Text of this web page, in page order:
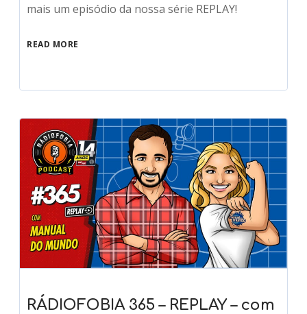
mais um episódio da nossa série REPLAY!
READ MORE
RÁDIOFOBIA 365 – REPLAY – com